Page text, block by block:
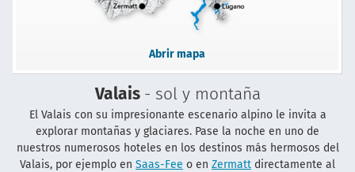
Abrir mapa
Valais - sol y montaña
El Valais con su impresionante escenario alpino le invita a
explorar montañas y glaciares. Pase la noche en uno de
nuestros numerosos hoteles en los destinos más hermosos del
Valais, por ejemplo en Saas-Fee o en Zermatt directamente al